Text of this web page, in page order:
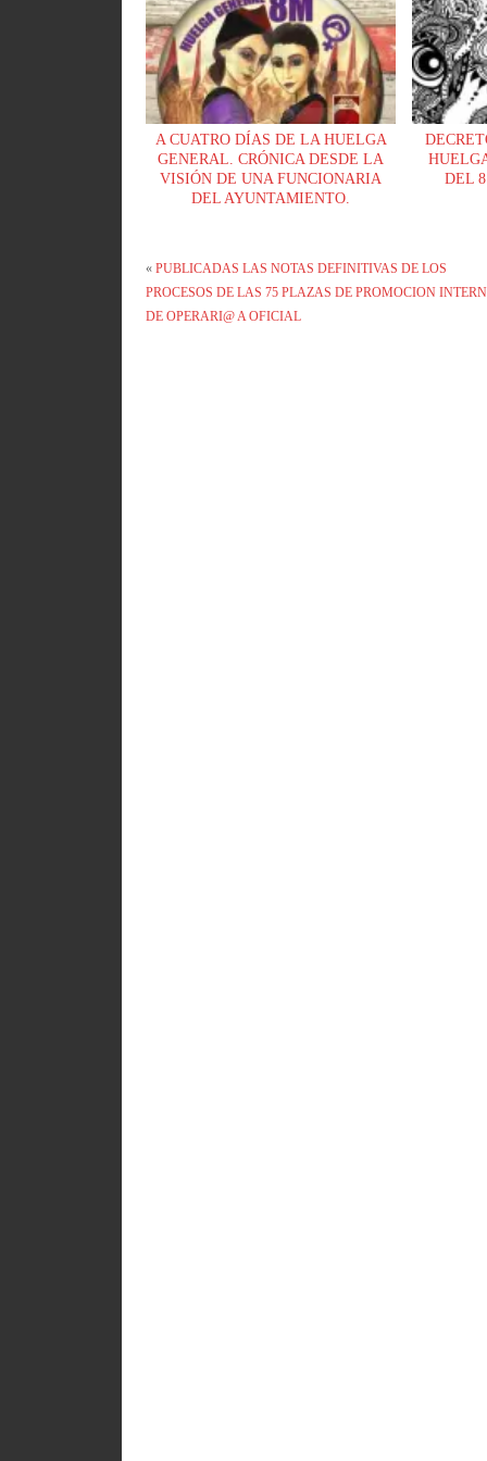
A CUATRO DÍAS DE LA HUELGA
GENERAL. CRÓNICA DESDE LA
VISIÓN DE UNA FUNCIONARIA
DEL AYUNTAMIENTO.
DEL
«PUBLICADAS LAS NOTAS DEFINITIVAS DE LOS
PROCESOS DE LAS 75 PLAZAS DE PROMOCION
DE OPERARI@ A OFICIAL